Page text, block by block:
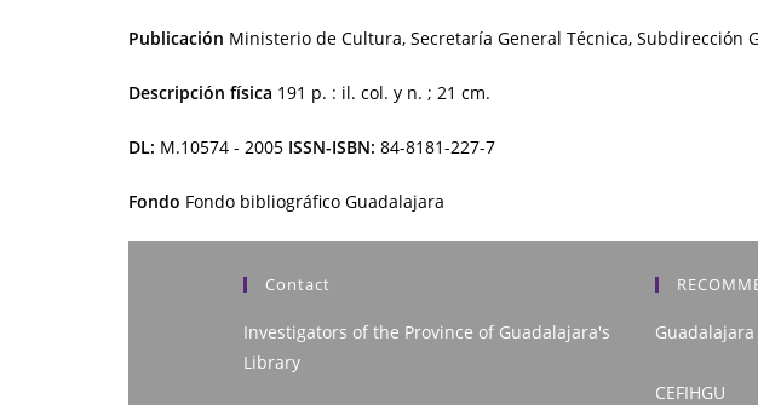
Publicación Ministerio de Cultura, Secretaría General Técnica, Subdirección
Descripción física 191 p. : il. col. y n. ; 21 cm.
DL: M.10574 - 2005 ISSN-ISBN: 84-8181-227-7
Fondo Fondo bibliográfico Guadalajara
Contact
Investigators of the Province of Guadalajara's
Library
CEFIHGU